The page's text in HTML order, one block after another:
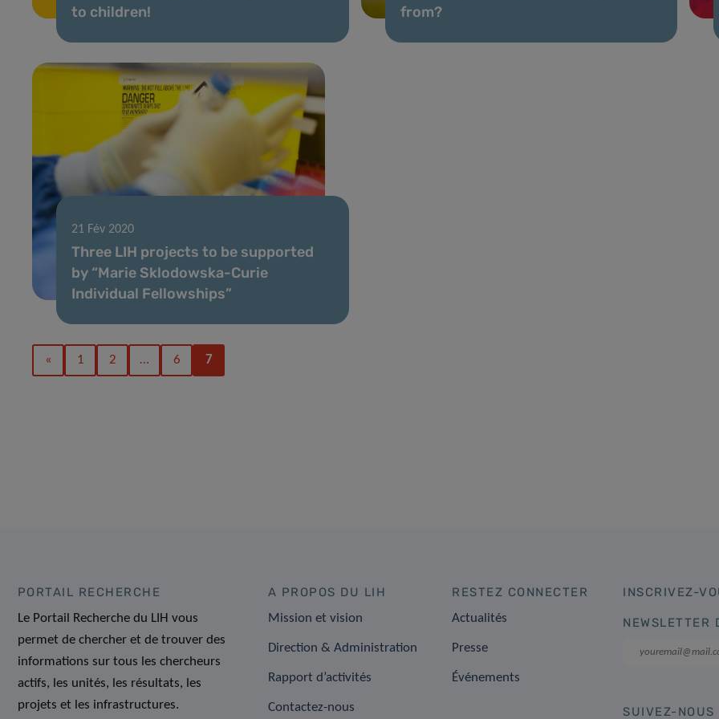
to children!
from?
21 Fév 2020
Three LIH projects to be supported
by “Marie Sklodowska-Curie
Individual Fellowships”
« 1 2 … 6 7
PORTAIL RECHERCHE
Le Portail Recherche du LIH vous
permet de chercher et de trouver des
informations sur tous les chercheurs
actifs, les unités, les résultats, les
projets et les infrastructures.
A PROPOS DU LIH
Mission et vision
Direction & Administration
Rapport d’activités
Contactez-nous
RESTEZ CONNECTER
Actualités
Presse
Événements
INSCRIVEZ-
NEWSLETTER
SUIVEZ-NOUS